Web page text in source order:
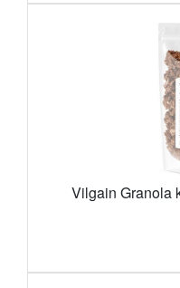
Vilgain Granola